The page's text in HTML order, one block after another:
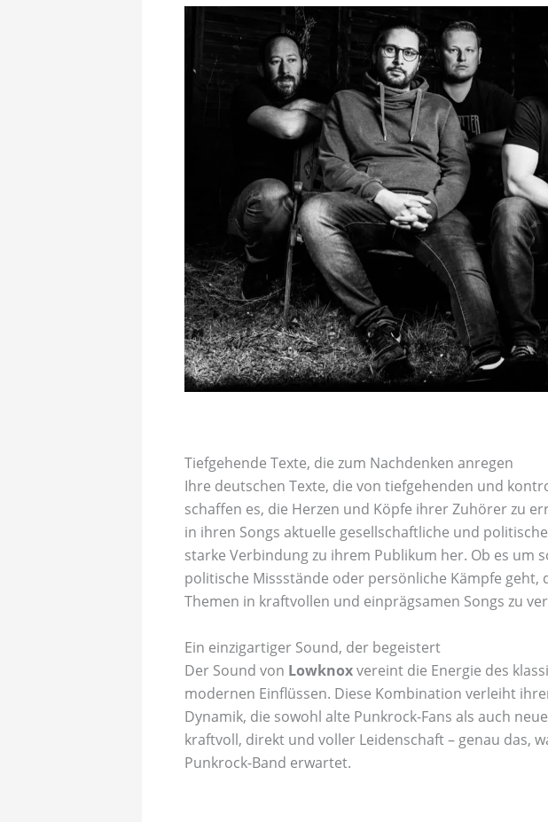
Tiefgehende Texte, die zum Nachdenken anregen
Ihre deutschen Texte, die von tiefgehenden und
schaffen es, die Herzen und Köpfe ihrer Zuhörer zu
in ihren Songs aktuelle gesellschaftliche und
starke Verbindung zu ihrem Publikum her. Ob es um
politische Missstände oder persönliche Kämpfe geht,
Themen in kraftvollen und einprägsamen Songs zu
Ein einzigartiger Sound, der begeistert
Der Sound von Lowknoxvereint die Energie des
modernen Einflüssen. Diese Kombination verleiht
Dynamik, die sowohl alte Punkrock-Fans als auch
kraftvoll, direkt und voller Leidenschaft – genau das,
Punkrock-Band erwartet.